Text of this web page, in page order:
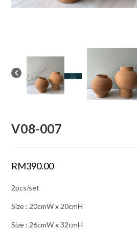
V08-007
RM390.00
2pcs/set
Size : 20cmW x 20cmH
Size : 26cmW x 32cmH